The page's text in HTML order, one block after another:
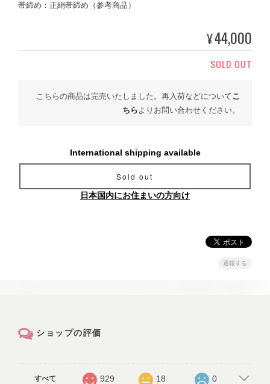
帯締め：正絹帯締め（参考商品）
¥44,000
SOLD OUT
こちらの商品は完売いたしました。再入荷などについてこ
ちらよりお問い合わせください。
International shipping available
Sold out
日本国内にお住まいの方向け
通報する
ショップの評価
すべて 929 18 0